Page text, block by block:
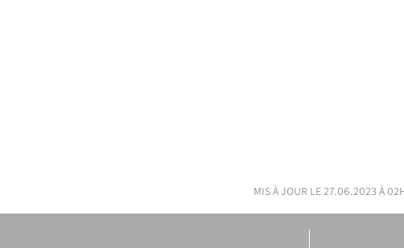
mis à jour le 27.06.2023 à